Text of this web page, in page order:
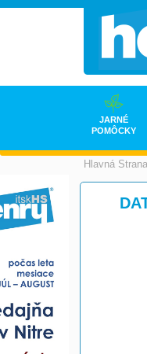
Hlavná Strana
JARNÉ
POMÔCKY